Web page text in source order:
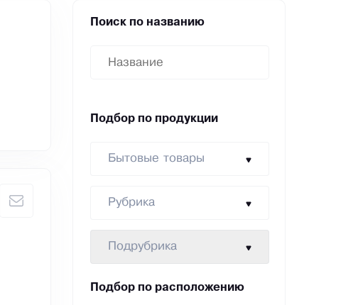
Поиск по названию
Подбор по продукции
Бытовые товары
Рубрика
Подрубрика
Подбор по расположению